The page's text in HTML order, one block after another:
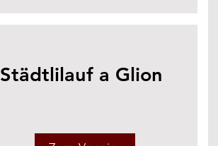
Städtlilauf a Glion